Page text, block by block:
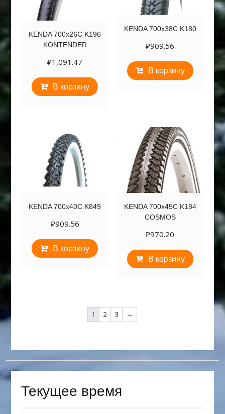
KENDA 700х26С K196
KONTENDER
₽1,091.47
В корзину
KENDA 700х38С K180
₽909.56
В корзину
KENDA 700х40С K849
₽909.56
В корзину
KENDA 700х45С K184
COSMOS
₽970.20
В корзину
1 2 3 →
Текущее время